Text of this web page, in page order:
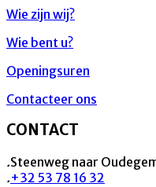
Wie zijn wij?
Wie bent u?
Openingsuren
Contacteer ons
CONTACT
.Steenweg naar
.+32 53 78 16 32